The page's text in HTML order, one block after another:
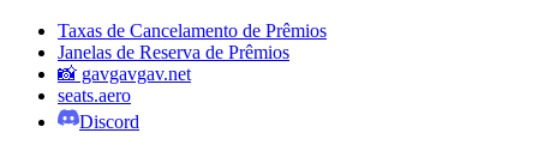
Taxas de Cancelamento de Prêmios
Janelas de Reserva de Prêmios
📸 gavgavgav.net
seats.aero
Discord